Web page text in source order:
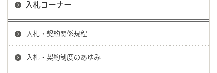
入札コーナー
入札・契約関係規程
入札・契約制度のあゆみ